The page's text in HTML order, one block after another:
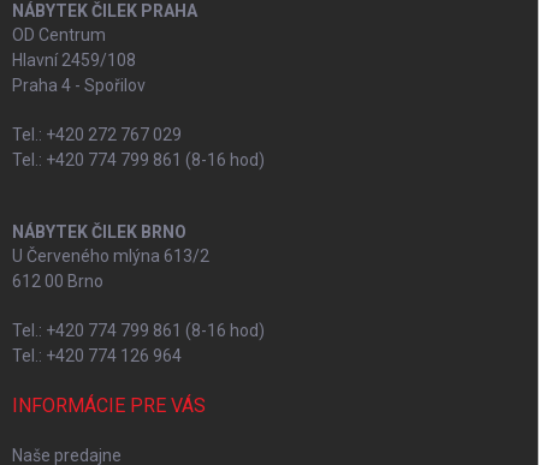
NÁBYTEK ČILEK PRAHA
OD Centrum
Hlavní 2459/108
Praha 4 - Spořilov
Tel.: +420 272 767 029
Tel.: +420 774 799 861 (8-16 hod)
NÁBYTEK ČILEK BRNO
U Červeného mlýna 613/2
612 00 Brno
Tel.: +420 774 799 861 (8-16 hod)
Tel.: +420 774 126 964
INFORMÁCIE PRE VÁS
Naše predajne